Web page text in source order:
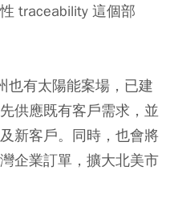
traceability 這個部
也有太陽能案場，已建
供應既有客戶需求，並
新客戶。同時，也會將
企業訂單，擴大北美市